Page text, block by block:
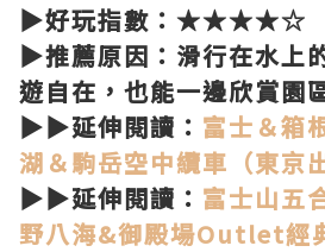
▶好玩指數：★★★★☆
▶推薦原因：滑行在水上
遊自在，也能一邊欣賞園
▶▶延伸閱讀： 富士＆箱
湖＆駒岳空中纜車（東京
▶▶延伸閱讀： 富士山五
野八海&御殿場Outlet經